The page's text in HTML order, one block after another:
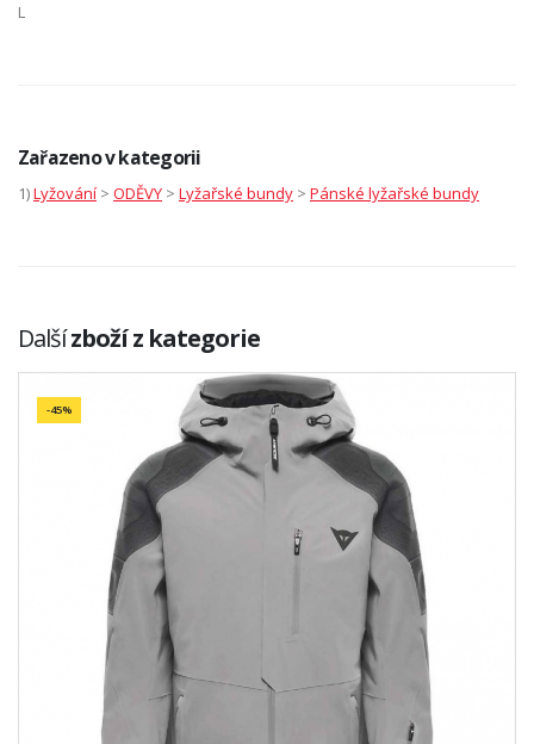
L
Zařazeno v kategorii
1)Lyžování > ODĚVY > Lyžařské bundy > Pánské lyžařské bundy
Dalšízboží z kategorie
-45%